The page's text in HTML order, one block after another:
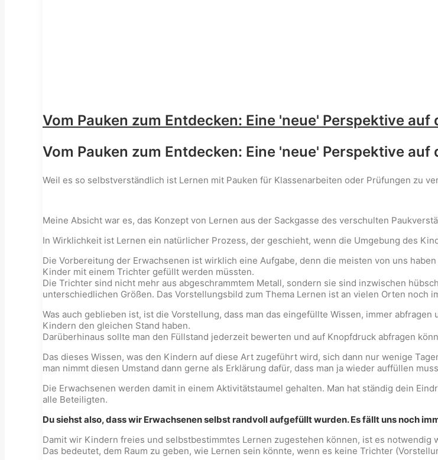
Vom Pauken zum Entdecken: Eine 'neue' Perspektive auf
Vom Pauken zum Entdecken: Eine 'neue' Perspektive auf
Weil es so selbstverständlich ist Lernen mit Pauken für Klassenarbeiten oder Prüfungen zu
Meine Absicht war es, das Konzept von Lernen aus der Sackgasse des verschulten
In Wirklichkeit ist Lernen ein natürlicher Prozess, der geschieht, wenn die Umgebung des
Die Vorbereitung der Erwachsenen ist wirklich eine Aufgabe, denn die meisten von uns
Kinder mit einem Trichter gefüllt werden müssten.
Die Trichter sind nicht mehr aus abgeschrammtem Metall, sondern sie sind inzwischen
unterschiedlichen Größen. Das Vorstellungsbild zum Thema Lernen ist an vielen Orten noch
Was auch geblieben ist, ist die Vorstellung, dass man das eingefüllte Wissen, immer
Kindern den gleichen Stand haben.
Darüberhinaus sollte man den Füllstand jederzeit bewerten und auf Knopfdruck abfragen
Das dieses Wissen, was den Kindern auf diese Art zugeführt wird, sich dann nur wenige
man nimmt diesen Umstand dann gerne als Erklärung dafür, dass man ja wieder auffüllen
Die Erwachsenen werden damit in einem Aktivitätstaumel gehalten. Man hat ständig dein
alle Beteiligten.
Du siehst also, dass wir Erwachsenen selbst randvoll aufgefüllt wurden. Es fällt uns noch
Damit wir Kindern freies und selbstbestimmtes Lernen zugestehen können, ist es notwendig
Das bedeutet, dem Raum zu geben, wie Lernen sein könnte, wenn es keine Trichter